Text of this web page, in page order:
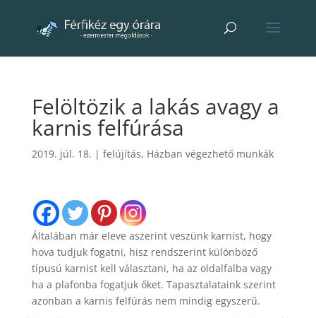
Felöltözik a lakás avagy a
karnis felfúrása
2019. júl. 18. | felújítás, Házban végezhető munkák
Általában már eleve aszerint veszünk karnist, hogy
hova tudjuk fogatni, hisz rendszerint különböző
típusú karnist kell választani, ha az oldalfalba vagy
ha a plafonba fogatjuk őket. Tapasztalataink szerint
azonban a karnis felfúrás nem mindig egyszerű.